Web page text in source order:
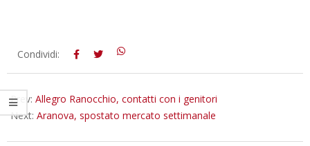
2015-
Condividi:
Prev: Allegro Ranocchio, contatti con i genitori
Next: Aranova, spostato mercato settimanale